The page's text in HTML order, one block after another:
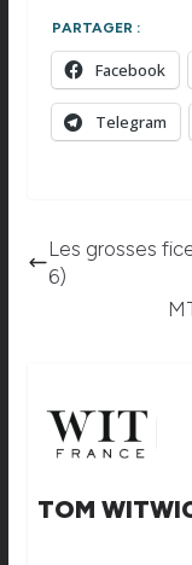
PARTAGER :
Facebook
Telegram
Les grosses
6)
TOM